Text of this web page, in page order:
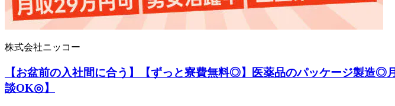
株式会社ニッコー
【お盆前の入社間に合う】【ずっと寮費無料◎】医薬品のパッケージ製造
談OK◎】